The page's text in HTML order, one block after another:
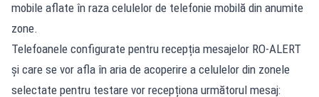
mobile aflate în raza celulelor de telefonie mobilă din anumite
zone.
Telefoanele configurate pentru recepția mesajelor RO-ALERT
și care se vor afla în aria de acoperire a celulelor din zonele
selectate pentru testare vor recepționa următorul mesaj: